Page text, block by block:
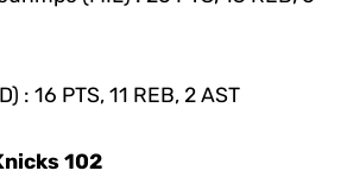
: 16 PTS, 11 REB, 2 AST
102